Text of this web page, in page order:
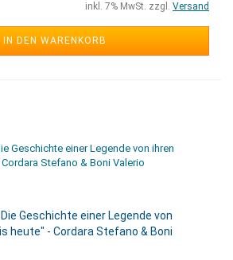
inkl. 7% MwSt. zzgl. Versand
IN DEN WARENKORB
Geschichte einer Legende von
heute" - Cordara Stefano & Boni